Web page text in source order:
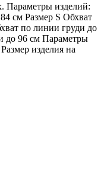
Параметры изделий:
см Размер S Обхват
по линии груди до
до 96 см Параметры
изделия на